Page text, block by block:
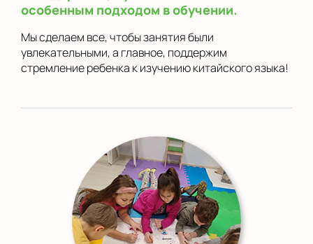
особенным подходом в обучении.
Мы сделаем все, чтобы занятия были
увлекательными, а главное, поддержим
стремление ребенка к изучению китайского языка!